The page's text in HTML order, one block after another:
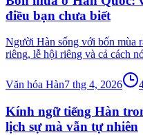
điều bạn chưa biết
Người Hàn sống với bốn mùa
riêng, lễ hội riêng và cả cách
Văn hóa Hàn7 thg 4, 2026
Kính ngữ tiếng Hàn
lịch sự mà vẫn tự nhiên